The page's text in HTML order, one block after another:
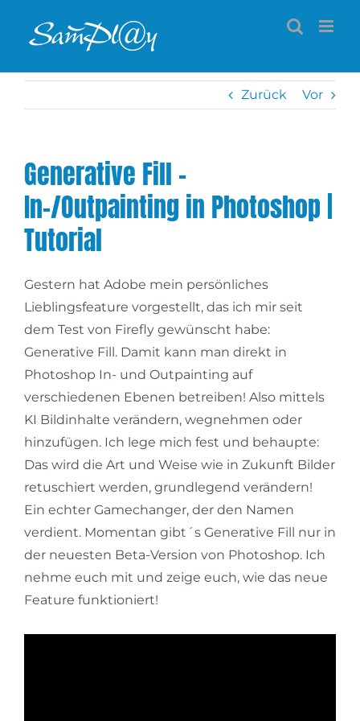
Inhalt
Zurück Vor
Generative Fill –
In-/Outpainting in Photoshop |
Tutorial
Gestern hat Adobe mein persönliches
Lieblingsfeature vorgestellt, das ich mir seit
dem Test von Firefly gewünscht habe:
Generative Fill. Damit kann man direkt in
Photoshop In- und Outpainting auf
verschiedenen Ebenen betreiben! Also mittels
KI Bildinhalte verändern, wegnehmen oder
hinzufügen. Ich lege mich fest und behaupte:
Das wird die Art und Weise wie in Zukunft Bilder
retuschiert werden, grundlegend verändern!
Ein echter Gamechanger, der den Namen
verdient. Momentan gibt´s Generative Fill nur in
der neuesten Beta-Version von Photoshop. Ich
nehme euch mit und zeige euch, wie das neue
Feature funktioniert!